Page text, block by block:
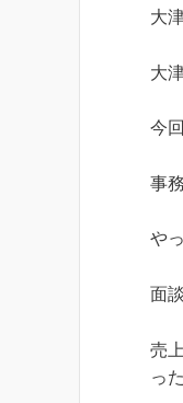
大
大
今
事
や
面
売
っ